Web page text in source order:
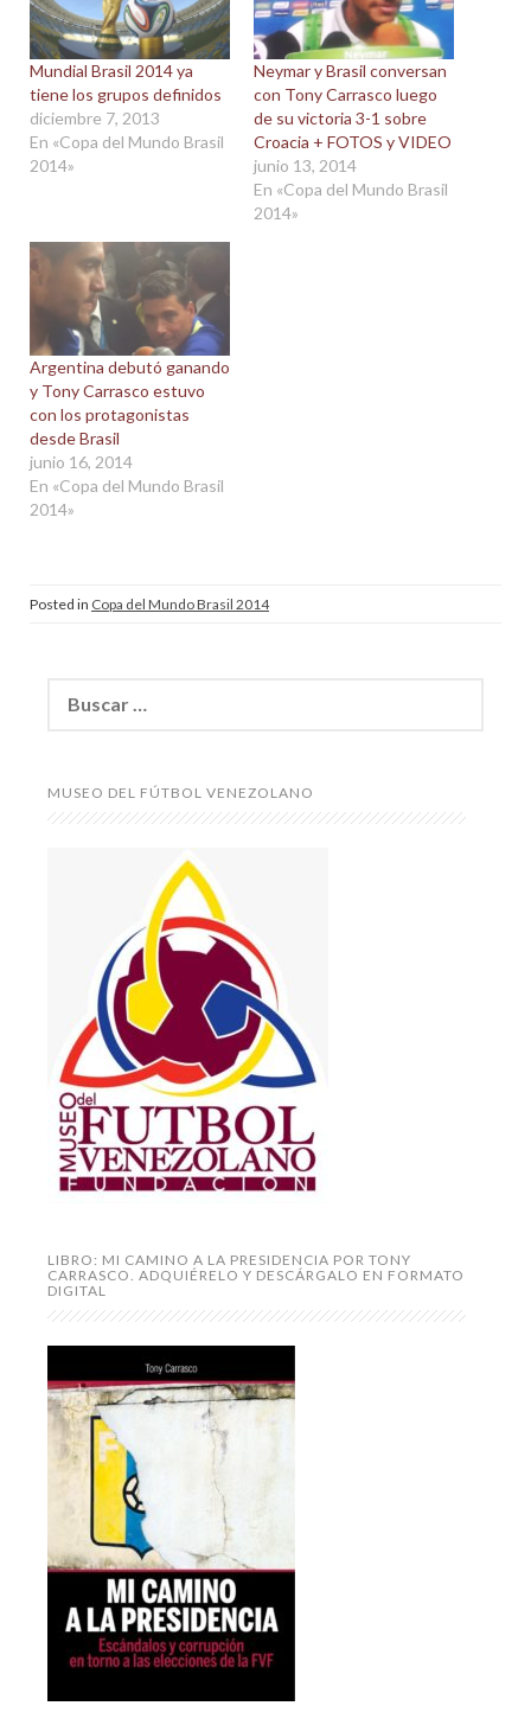
Mundial Brasil 2014 ya
tiene los grupos definidos
diciembre 7, 2013
En «Copa del Mundo Brasil
2014»
Neymar y Brasil conversan
con Tony Carrasco luego
de su victoria 3-1 sobre
Croacia + FOTOS y VIDEO
junio 13, 2014
En «Copa del Mundo Brasil
2014»
Argentina debutó ganando
y Tony Carrasco estuvo
con los protagonistas
desde Brasil
junio 16, 2014
En «Copa del Mundo Brasil
2014»
Posted in Copa del Mundo Brasil 2014
MUSEO DEL FÚTBOL VENEZOLANO
LIBRO: MI CAMINO A LA PRESIDENCIA POR TONY
CARRASCO. ADQUIÉRELO Y DESCÁRGALO EN FORMATO
DIGITAL